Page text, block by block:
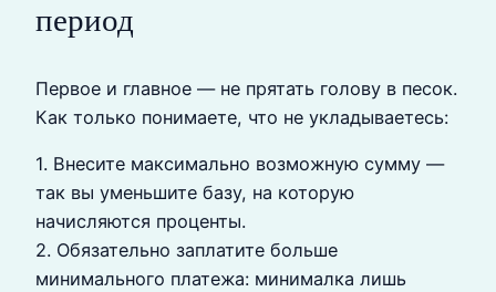
период
Первое и главное — не прятать голову в песок.
Как только понимаете, что не укладываетесь:
1. Внесите максимально возможную сумму —
так вы уменьшите базу, на которую
начисляются проценты.
2. Обязательно заплатите больше
минимального платежа: минималка лишь